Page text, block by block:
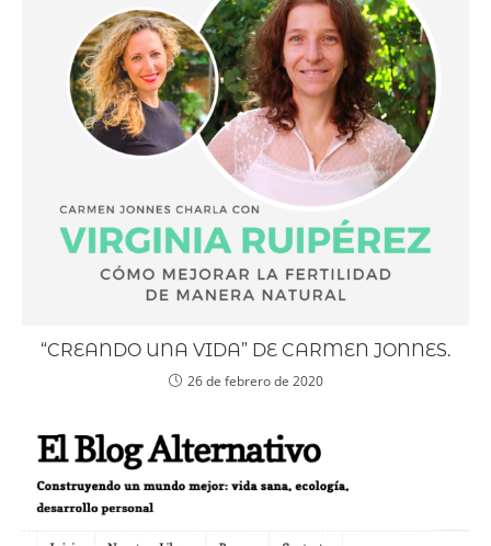
“CREANDO UNA VIDA” DE CARMEN JONNES.
26 de febrero de 2020